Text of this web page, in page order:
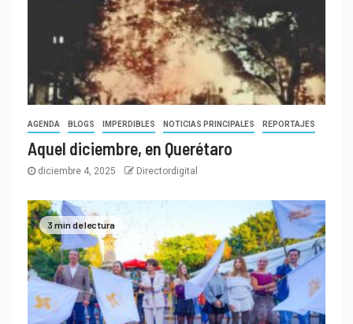
AGENDA BLOGS IMPERDIBLES NOTICIAS PRINCIPALES REPORTAJES
Aquel diciembre, en Querétaro
diciembre 4, 2025 Directordigital
3 min de lectura